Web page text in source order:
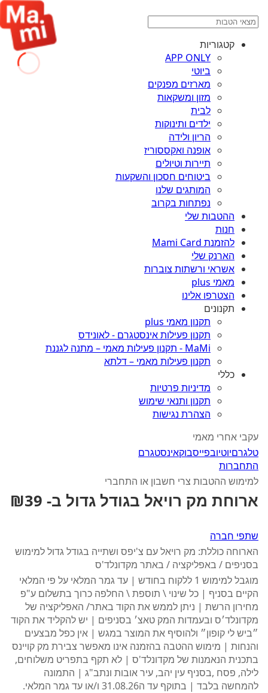
קטגוריות
APP ONLY
ביוטי
מארזים מפנקים
מזון ומשקאות
לבית
ילדים ותינוקות
הריון ולידה
אופנה ואקססוריז
תיירות וטיולים
ביטוחים חסכון והשקעות
המותגים שלנו
נפתחות בקרוב
ההטבות שלי
חנות
להזמנת Mami Card
הארנק שלי
אשראי ורשתות צוברות
מאמי plus
הצטרפו אלינו
תקנונים
תקנון מאמי plus
תקנון פעילות אינסטגרם - לאונידס
MaMi - תקנון פעילות מאמי – מתנה לגננת
תקנון פעילות מאמי – דלתא
כללי
מדיניות פרטיות
תקנון ותנאי שימוש
הצהרת נגישות
עקבי אחרי מאמי
טלגרםיוטיובפייסבוקאינסטגרם
התחברות
למימוש ההטבות צרי חשבון או התחברי
ארוחת מק רויאל בגודל גדול ב- ₪39
שתפי חברה
הארוחה כוללת: מק רויאל עם צ'יפס ושתייה בגודל גדול למימוש
בסניפים / באפליקציה / באתר מקדונלד'ס
מוגבל למימוש 1 ללקוח בחודש | עד גמר המלאי על פי המלאי
הקיים בסניף | כל שינוי \ תוספת \ החלפה כרוך בתשלום ע"פ
מחירון הרשת | ניתן לממש את הקוד באתר/ האפליקציה של
מקדונלד׳ס ובעמדות המק טאצ׳ בסניפים | יש להקליד את הקוד
״ביש לי קופון״ ולהוסיף את המוצר במגש | אין כפל מבצעים
והנחות | מימוש ההטבה בהזמנה אינו מאפשר צבירת מק קויינס
בתכנית הנאמנות של מקדונלד'ס | לא תקף בתפריט משלוחים,
לילה, פסח ,בסניף עין יהב, עיר אובות ונתב"ג | התמונה
להמחשה בלבד | בתוקף עד ה31.08.26 ו/או עד גמר המלאי.